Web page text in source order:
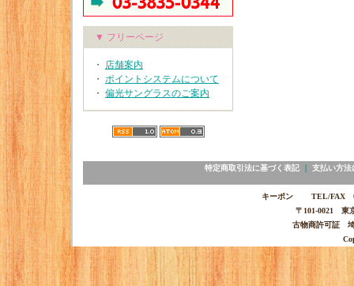
▼ フリーページ
・ 店舗案内
・ ポイントシステムについて
・ 偏光サングラスのご案内
特定商取引法に基づく表記｜ 支払い方法
キーポン TEL/FAX
〒101-0021 東
古物商許可証